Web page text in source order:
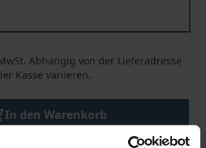
Abhängig von der Lieferadresse
Kasse variieren.
In den Warenkorb
hinzufügen